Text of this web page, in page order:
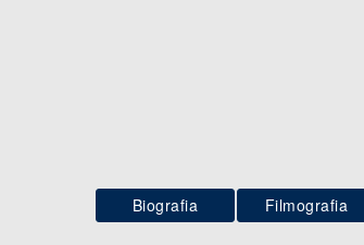
Biografia Filmografia